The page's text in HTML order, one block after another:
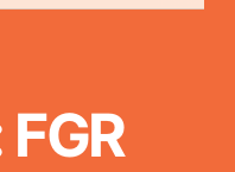
FGR